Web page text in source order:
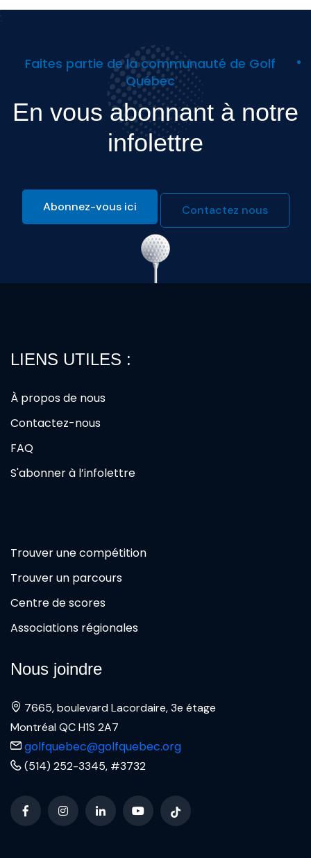
Faites partie de la communauté de Golf
Québec
En vous abonnant à notre
infolettre
Abonnez-vous ici Contactez nous
LIENS UTILES :
À propos de nous
Contactez-nous
FAQ
S'abonner à l’infolettre
Trouver une compétition
Trouver un parcours
Centre de scores
Associations régionales
Nous joindre
7665, boulevard Lacordaire, 3e étage
Montréal QC H1S 2A7
golfquebec@golfquebec.org
(514) 252-3345, #3732